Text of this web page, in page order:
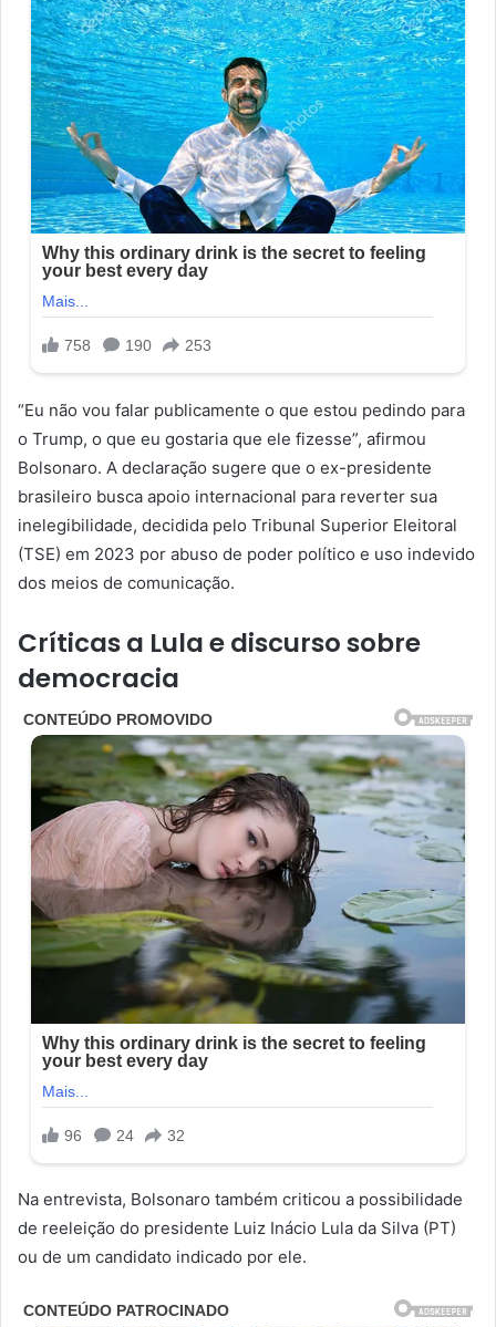
“Eu não vou falar publicamente o que estou pedindo para
o Trump, o que eu gostaria que ele fizesse”, afirmou
Bolsonaro. A declaração sugere que o ex-presidente
brasileiro busca apoio internacional para reverter sua
inelegibilidade, decidida pelo Tribunal Superior Eleitoral
(TSE) em 2023 por abuso de poder político e uso indevido
dos meios de comunicação.
Críticas a Lula e discurso sobre
democracia
Na entrevista, Bolsonaro também criticou a possibilidade
de reeleição do presidente Luiz Inácio Lula da Silva (PT)
ou de um candidato indicado por ele.